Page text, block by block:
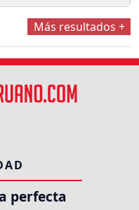
Más resultados +
perfecta